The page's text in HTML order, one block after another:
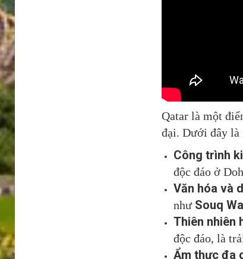
Qatar là một
đại. Dưới đây là
Công trình
độc đáo ở
Văn hóa và
như Souq
Thiên nhiên
độc đáo, là
Ẩm thực đa